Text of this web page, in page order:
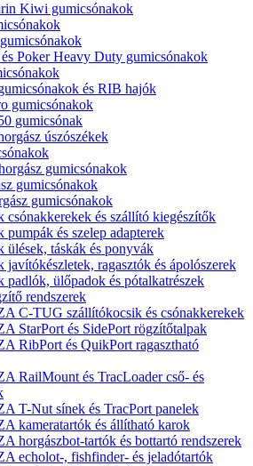
Kiwi gumicsónakok
Poker Heavy Duty gumicsónakok
és RIB hajók
gumicsónakok
gumicsónak
úszószékek
gumicsónakok
gumicsónakok
gumicsónakok
csónakkerekek és szállító kiegészítők
pumpák és szelep adapterek
ülések, táskák és ponyvák
javítókészletek, ragasztók és ápolószerek
padlók, ülőpadok és pótalkatrészek
rendszerek
C-TUG szállítókocsik és csónakkerekek
StarPort és SidePort rögzítőtalpak
RibPort és QuikPort ragasztható
RailMount és TracLoader cső- és
T-Nut sínek és TracPort panelek
kameratartók és állítható karok
horgászbot-tartók és bottartó rendszerek
echolot-, fishfinder- és jeladótartók